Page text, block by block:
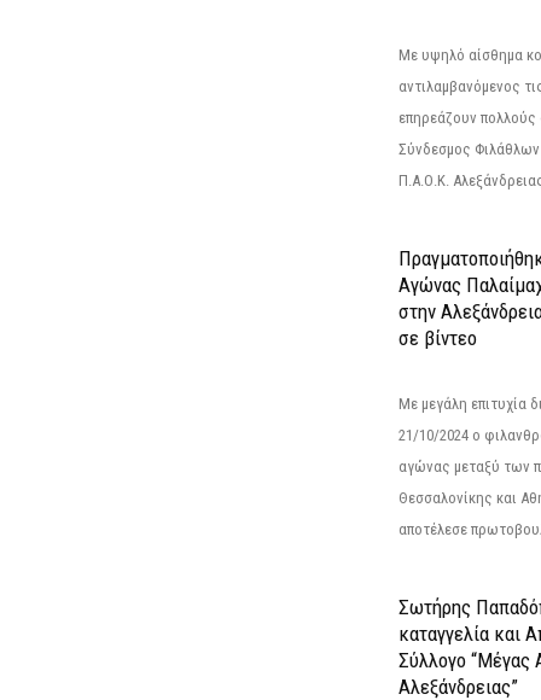
Με υψηλό αίσθημα
αντιλαμβανόμενος
επηρεάζουν πολλούς
Σύνδεσμος
Π.Α.Ο.Κ.
Αγώνας
στην
σε βίντεο
Με μεγάλη επιτυχία
21/10/2024 ο
αγώνας μεταξύ των
Θεσσαλονίκης και
αποτέλεσε
Σωτήρης
καταγγελία και
Σύλλογο “Μέγας
Αλεξάνδρειας”